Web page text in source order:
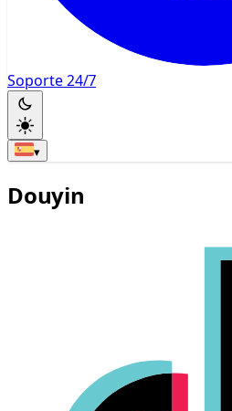
Soporte 24/7
▾
Douyin